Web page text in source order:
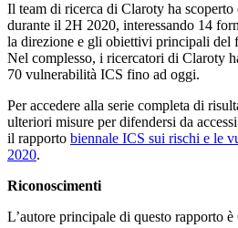
Il team di ricerca di Claroty ha
durante il 2H 2020, interessando 14
la direzione e gli obiettivi principali del
Nel complesso, i ricercatori di Claroty
70 vulnerabilità ICS fino ad oggi.
Per accedere alla serie completa di
ulteriori misure per difendersi da
il rapporto biennale ICS sui rischi e le
2020.
Riconoscimenti
L’autore principale di questo rapporto